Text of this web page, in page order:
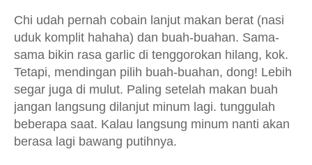
Chi udah pernah cobain lanjut makan berat (nasi
uduk komplit hahaha) dan buah-buahan. Sama-
sama bikin rasa garlic di tenggorokan hilang, kok.
Tetapi, mendingan pilih buah-buahan, dong! Lebih
segar juga di mulut. Paling setelah makan buah
jangan langsung dilanjut minum lagi. tunggulah
beberapa saat. Kalau langsung minum nanti akan
berasa lagi bawang putihnya.